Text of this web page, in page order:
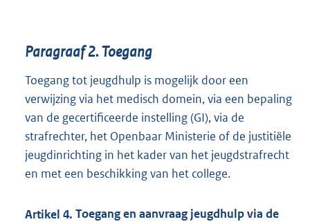
Paragraaf 2.Toegang
Toegang tot jeugdhulp is mogelijk door een
verwijzing via het medisch domein, via een bepaling
van de gecertificeerde instelling (GI), via de
strafrechter, het Openbaar Ministerie of de justitiële
jeugdinrichting in het kader van het jeugdstrafrecht
en met een beschikking van het college.
Artikel 4. Toegang en aanvraag jeugdhulp via de